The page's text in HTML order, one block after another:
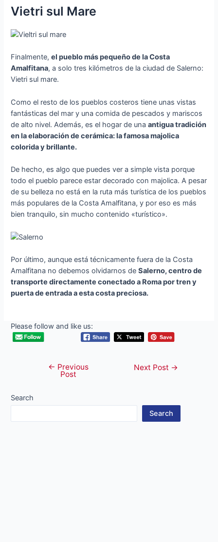
Vietri sul Mare
Finalmente,el pueblo más pequeño de la Costa
Amalfitana, a solo tres kilómetros de la ciudad de Salerno:
Vietri sul mare.
Como el resto de los pueblos costeros tiene unas vistas
fantásticas del mar y una comida de pescados y mariscos
de alto nivel. Además, es el hogar de unaantigua tradición
en la elaboración de cerámica: la famosa majolica
colorida y brillante.
De hecho, es algo que puedes ver a simple vista porque
todo el pueblo parece estar decorado con majolica. A pesar
de su belleza no está en la ruta más turística de los pueblos
más populares de la Costa Amalfitana, y por eso es más
bien tranquilo, sin mucho contenido «turístico».
Por último, aunque está técnicamente fuera de la Costa
Amalfitana no debemos olvidarnos deSalerno, centro de
transporte directamente conectado a Roma por tren y
puerta de entrada a esta costa preciosa.
Please follow and like us:
navigation
← Previous
Post
Next Post →
Search
Search